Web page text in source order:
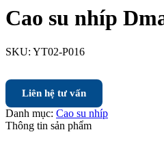
Cao su nhíp
SKU: YT02-P016
Liên hệ tư vấn
Danh mục: Cao su nhíp
Thông tin sản phẩm